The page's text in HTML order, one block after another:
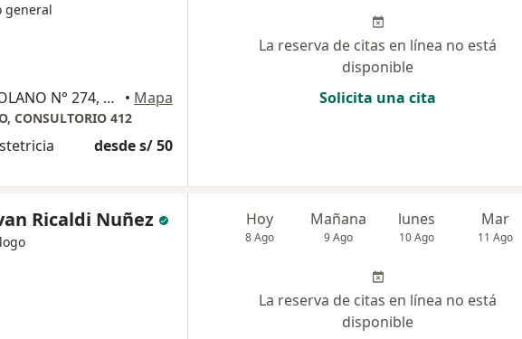
general
AVENIDA FRANCISCO SOLANO N° 274, FRENTE AL PARQUE TUPAC, Huancayo • Mapa
CONSULTORIO 412
desde s/ 50
La reserva de citas en línea no está
disponible
Solicita una cita
Ricaldi Nuñez Hoy
8 Ago
Mañana
9 Ago
lunes
10 Ago
Mar
11 Ago
La reserva de citas en línea no está
disponible